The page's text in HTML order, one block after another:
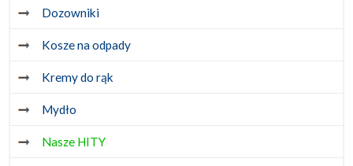
Dozowniki
Kosze na odpady
Kremy do rąk
Mydło
Nasze HITY